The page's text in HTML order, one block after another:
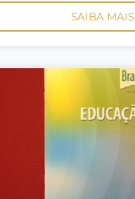
SAIBA MAIS